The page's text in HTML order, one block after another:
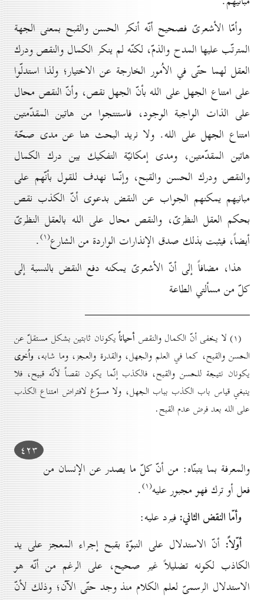
وأمّا الأشعرىّ فصحيح أنّه أنكر الحسن والقبح بمعنى الجهة
المترتّب عليها المدح والذمّ، لكنّه لم ينكر الكمال والنقص ودرك
العقل لهما حتّى في الاُمور الخارجة عن الاختيار؛ ولذا استدلّوا
على امتناع الجهل على الله بأنّ الجهل نقص، وأنّ النقص محال
على الذات الواجبة الوجود، فاستنتجوا من هاتين المقدّمتين
امتناع الجهل على الله. ولا نريد البحث هنا عن مدى صحّة
هاتين المقدّمتين، ومدى إمكانيّة التفكيك بين درك الكمال
والنقص ودرك الحسن والقبح، وإنّما نهدف للقول بأنّهم على
مبانيهم يمكنهم الجواب عن النقض بدعوى أنّ الكذب نقص
بحكم العقل النظرىّ، والنقص محال على الله بالعقل النظرىّ
أيضاً، فيثبت بذلك صدق الإنذارات الواردة من الشارع(۱) .
هذا، مضافاً إلى أنّ الأشعرىّ يمكنه دفع النقض بالنسبة إلى
كلّ من مسألتي الطاعة
(۱) لا يخفى أنّ الكمال والنقص أحياناًيكونان ثابتين بشكل مستقلّ عن
الحسن والقبح، كما في العلم والجهل، والقدرة والعجز، وما شابه،واُخرى
يكونان نتيجة للحسن والقبح، فالكذب إنّما يكون نقصاً لأنّه قبيح، فلا
ينبغي قياس باب الكذب بباب الجهل، ولا مسوّغ لافتراض امتناع الكذب
على الله بعد فرض عدم القبح.
٤۲۳
والمعرفة بما يتبنّاه: من أنّ كلّ ما يصدر عن الإنسان من
فعل أو ترك فهو مجبور عليه(۱) .
وأمّا النقض الثاني: فيرد عليه:
أوّلاً: أنّ الاستدلال على النبوّة بقبح إجراء المعجز على يد
الكاذب لكونه تضليلاً غير صحيح، على الرغم من أنّه هو
الاستدلال الرسمىّ لعلم الكلام منذ وجد حتّى الآن؛ وذلك لأنّ